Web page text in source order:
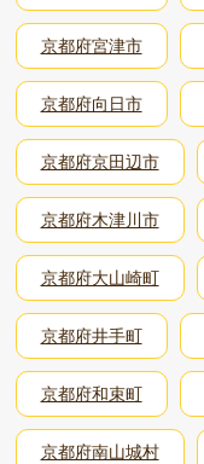
京都府宮津市
京都府向日市
京都府京田辺市
京都府木津川市
京都府大山崎町
京都府井手町
京都府和束町
京都府南山城村